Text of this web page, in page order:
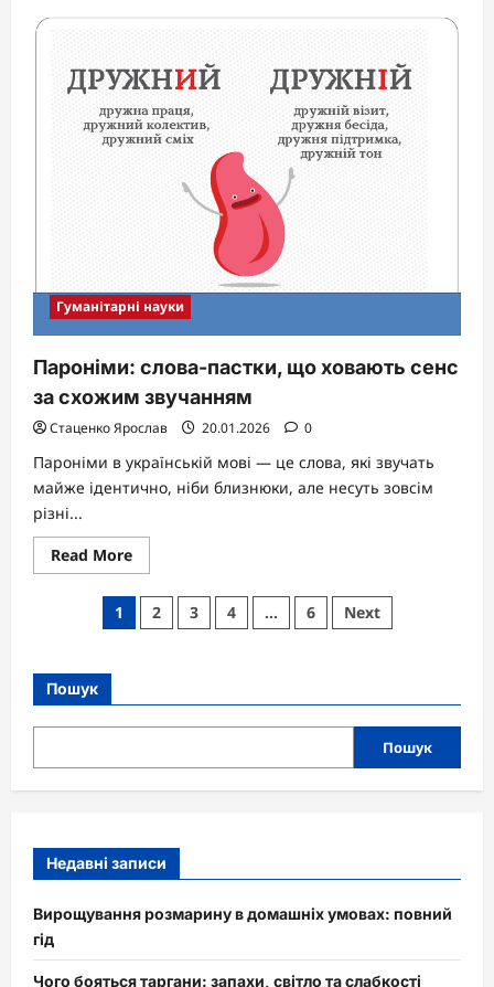
оживає
суспільство
Гуманітарні науки
Пароніми: слова-пастки, що ховають сенс
за схожим звучанням
Стаценко Ярослав 20.01.2026 0
Пароніми в українській мові — це слова, які звучать
майже ідентично, ніби близнюки, але несуть зовсім
різні...
Read MoreRead
more
Пароніми:
слова-
пастки,
схожим
звучанням
Пагінація
1 2 3 4 … 6 Next
Пошук
Пошук
Недавні записи
Вирощування розмарину в домашніх умовах: повний
гід
Чого бояться таргани: запахи, світло та слабкості